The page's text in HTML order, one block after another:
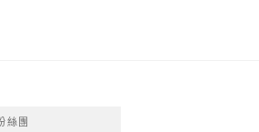
絲團